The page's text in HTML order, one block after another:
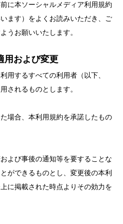
に本ソーシャルメディア利用規約
ます）をよくお読みいただき、ご
うお願いいたします。
および変更
用するすべての利用者（以下、
されるものとします。
場合、本利用規約を承諾したもの
よび事後の通知等を要することな
ができるものとし、変更後の本利
に掲載された時点よりその効力を